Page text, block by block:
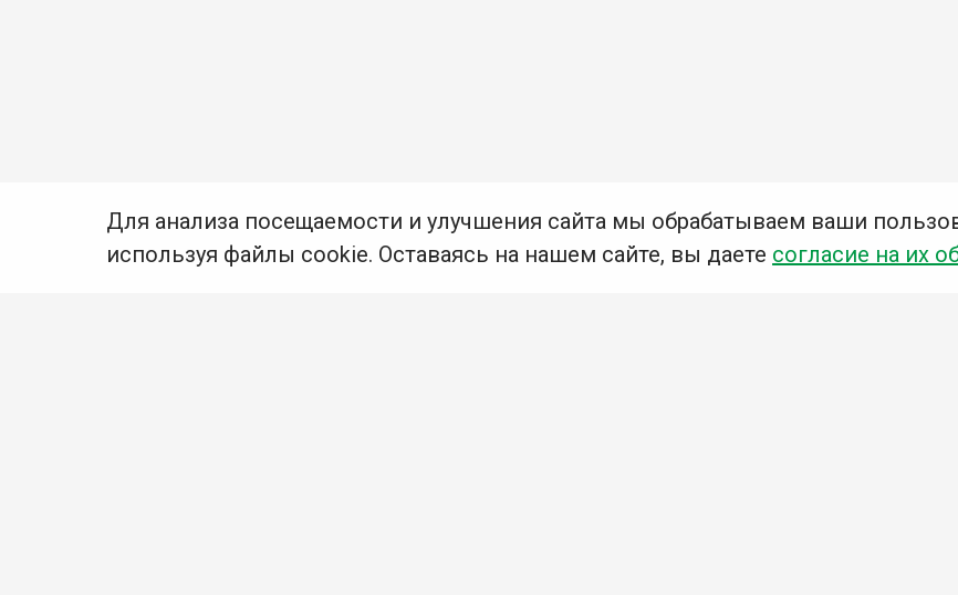
Для анализа посещаемости и улучшения сайта мы обрабатываем ваши
используя файлы cookie. Оставаясь на нашем сайте, вы даете согласие на их